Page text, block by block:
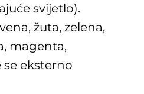
svijetlo).
žuta, zelena,
magenta,
eksterno